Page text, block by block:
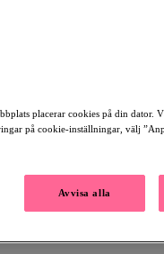
placerar cookies på din dator.
på cookie-inställningar, välj
Avvisa alla